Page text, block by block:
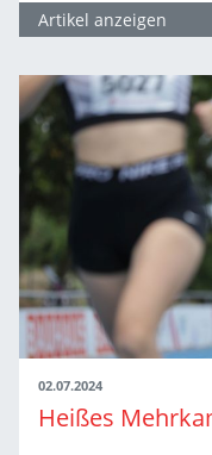
Artikel anzeigen
02.07.2024